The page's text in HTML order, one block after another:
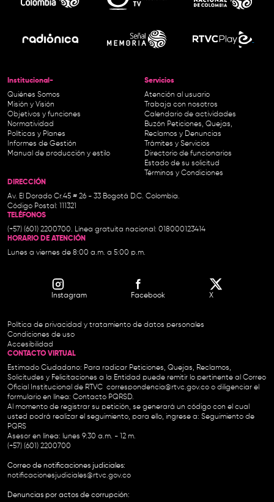
Institucional-
Quiénes Somos
Misión y Visión
Objetivos y funciones
Normatividad
Políticas y Planes
Informes de Gestión
Manual de producción y estilo
Servicios
Atención al usuario
Trabaja con nosotros
Calendario de actividades
Buzón Peticiones, Quejas,
Reclamos y Denuncias
Trámites y Servicios
Directorio de funcionarios
Estado de su solicitud
Términos y Condiciones
DIRECCIÓN
Av. El Dorado Cr.45 # 26 - 33 Bogotá D.C. Colombia.
Código Postal: 111321
TELÉFONOS
(+57) (601) 2200700. Línea gratuita nacional: 018000123414
HORARIO DE ATENCIÓN
Lunes a viernes de 8:00 a.m. a 5:00 p.m.
Instagram Facebook X
Política de privacidad y tratamiento de datos personales
Condiciones de uso
Accesibilidad
CONTACTO VIRTUAL
Estimado Ciudadano: Para radicar Peticiones, Quejas, Reclamos,
Solicitudes y Felicitaciones a la Entidad puede remitir lo pertinente al Correo
Oficial Institucional de RTVC correspondencia@rtvc.gov.co o diligenciar el
formulario en línea: Contacto PQRSD.
Al momento de registrar su petición, se generará un código con el cual
usted podrá realizar el seguimiento, para ello, ingrese a: Seguimiento de
PQRS
Asesor en línea: lunes 9:30 a.m. - 12 m.
(+57) (601) 2200700
Correo de notificaciones judiciales:
notificacionesjudiciales@rtvc.gov.co
Denuncias por actos de corrupción: